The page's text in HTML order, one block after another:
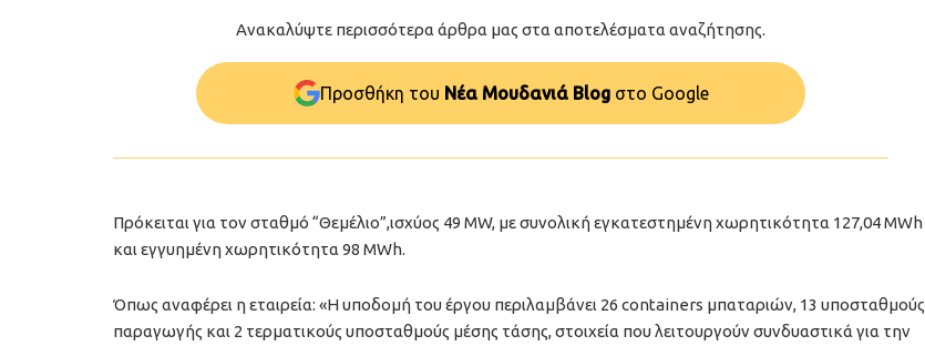
Ανακαλύψτε περισσότερα άρθρα μας στα αποτελέσματα αναζήτησης.
Προσθήκη του Νέα Μουδανιά Blogστo Google
Πρόκειται για τον σταθμό “Θεμέλιο”,ισχύος 49 MW, με συνολική εγκατεστημένη χωρητικότητα 127,04 MWh
και εγγυημένη χωρητικότητα 98 MWh.
Όπως αναφέρει η εταιρεία: «Η υποδομή του έργου περιλαμβάνει 26 containers μπαταριών, 13 υποσταθμούς
παραγωγής και 2 τερματικούς υποσταθμούς μέσης τάσης, στοιχεία που λειτουργούν συνδυαστικά για την